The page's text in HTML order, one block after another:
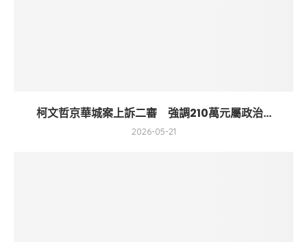
柯文哲京華城案上訴二審 強調210萬元屬政治...
2026-05-21